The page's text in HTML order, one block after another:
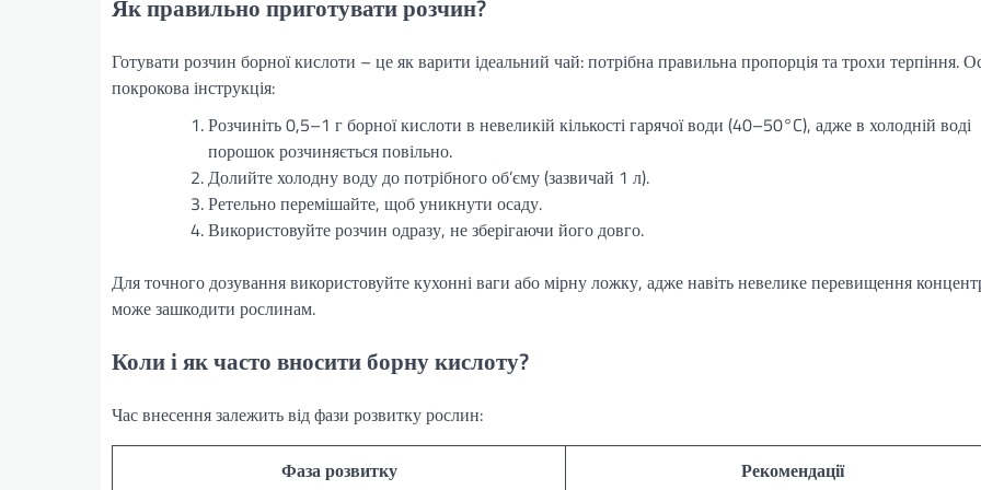
Як правильно приготувати розчин?
Готувати розчин борної кислоти – це як варити ідеальний чай: потрібна правильна пропорція та трохи терпіння.
покрокова інструкція:
Розчиніть 0,5–1 г борної кислоти в невеликій кількості гарячої води (40–50°C), адже в холодній воді
порошок розчиняється повільно.
Долийте холодну воду до потрібного об’єму (зазвичай 1 л).
Ретельно перемішайте, щоб уникнути осаду.
Використовуйте розчин одразу, не зберігаючи його довго.
Для точного дозування використовуйте кухонні ваги або мірну ложку, адже навіть невелике перевищення
може зашкодити рослинам.
Коли і як часто вносити борну кислоту?
Час внесення залежить від фази розвитку рослин:
Фаза розвитку Рекомендації